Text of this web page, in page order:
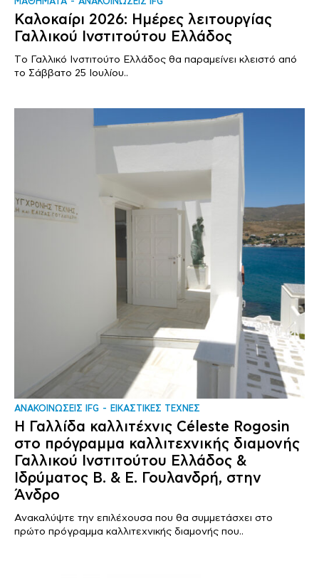
Καλοκαίρι 2026: Ημέρες λειτουργίας
Γαλλικού Ινστιτούτου Ελλάδος
Tο Γαλλικό Ινστιτούτο Ελλάδος θα παραμείνει κλειστό από
το Σάββατο 25 Ιουλίου..
ΑΝΑΚΟΙΝΩΣΕΙΣ IFG ΕΙΚΑΣΤΙΚΕΣ ΤΕΧΝΕΣ
Η Γαλλίδα καλλιτέχνις Céleste Rogosin
στο πρόγραμμα καλλιτεχνικής διαμονής
Γαλλικού Ινστιτούτου Ελλάδος &
Ιδρύματος Β. & Ε. Γουλανδρή, στην
Άνδρο
Ανακαλύψτε την επιλέχουσα που θα συμμετάσχει στο
πρώτο πρόγραμμα καλλιτεχνικής διαμονής που..